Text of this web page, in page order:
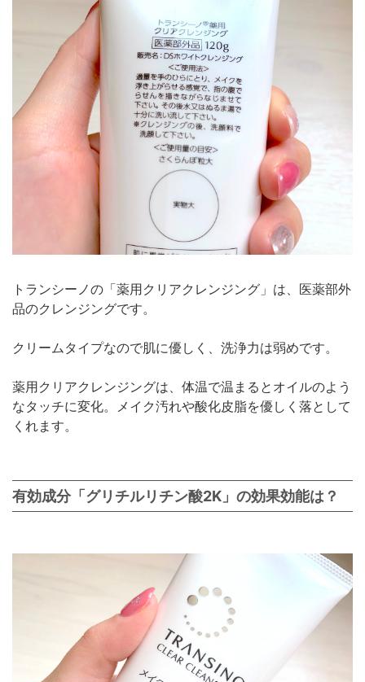
トランシーノの「薬用クリアクレンジング」は、医薬部外
品のクレンジングです。
クリームタイプなので肌に優しく、洗浄力は弱めです。
薬用クリアクレンジングは、体温で温まるとオイルのよう
なタッチに変化。メイク汚れや酸化皮脂を優しく落として
くれます。
有効成分「グリチルリチン酸2K」の効果効能は？